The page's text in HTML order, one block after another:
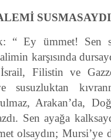
“ Ey ümmet! Sen
karşısında
Filistin ve
susuzluktan
Arakan’da,
Sen ayağa
olsaydın; Mursi’ye